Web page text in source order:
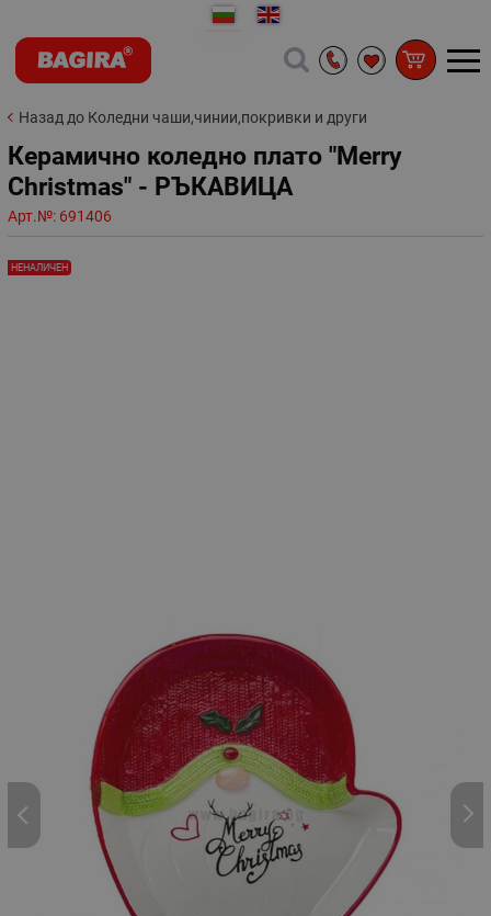
Назад до Коледни чаши,чинии,покривки и други
Керамично коледно плато "Merry
Christmas" - РЪКАВИЦА
Арт.№: 691406
НЕНАЛИЧЕН